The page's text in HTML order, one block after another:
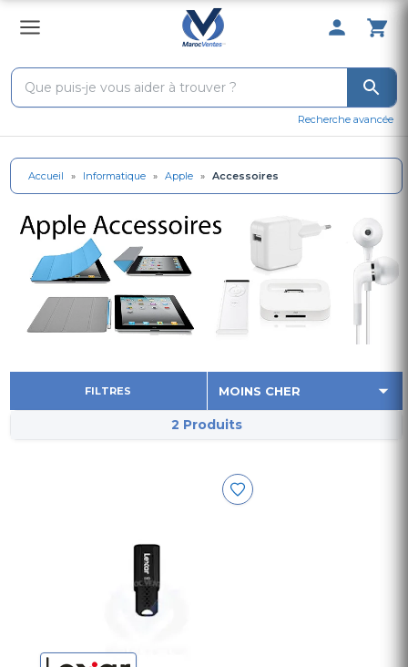
0 Produit
Recherche avancée
Accueil » Informatique » Apple » Accessoires
FILTRES
2 Produits